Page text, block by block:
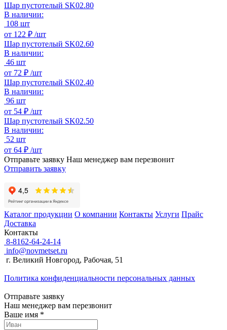
Шар пустотелый SK02.80
В наличии:
108 шт
от 122 ₽ /шт
Шар пустотелый SK02.60
В наличии:
46 шт
от 72 ₽ /шт
Шар пустотелый SK02.40
В наличии:
96 шт
от 54 ₽ /шт
Шар пустотелый SK02.50
В наличии:
52 шт
от 64 ₽ /шт
Отправьте заявку Наш менеджер вам перезвонит
Отправить заявку
Каталог продукции О компании Контакты Услуги Прайс
Доставка
Контакты
8-8162-64-24-14
info@novmetset.ru
г. Великий Новгород, Рабочая, 51
Политика конфиденциальности персональных данных
Отправьте заявку
Наш менеджер вам перезвонит
Ваше имя *